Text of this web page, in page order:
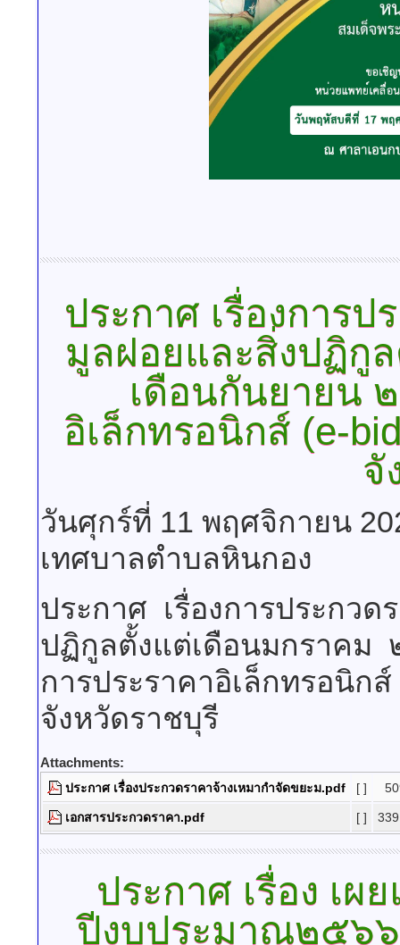
ประกาศ เรื่องการป
มูลฝอยและสิ่งปฏิกู
เดือนกันยายน
อิเล็กทรอนิกส์ (e-
จั
วันศุกร์ที่ 11 พฤศจิกายน
เทศบาลตำบลหินกอง
ประกาศ เรื่องการประกวด
ปฏิกูลตั้งแต่เดือนมกราคม
การประราคาอิเล็กทรอนิก
จังหวัดราชบุรี
Attachments:
ประกาศ เรื่องประกวดราคาจ้างเหมากำจัดขยะม.pdf [ ]
เอกสารประกวดราคา.pdf [ ]
ประกาศ เรื่อง เผ
ปีงบประมาณ๒๕๖๖